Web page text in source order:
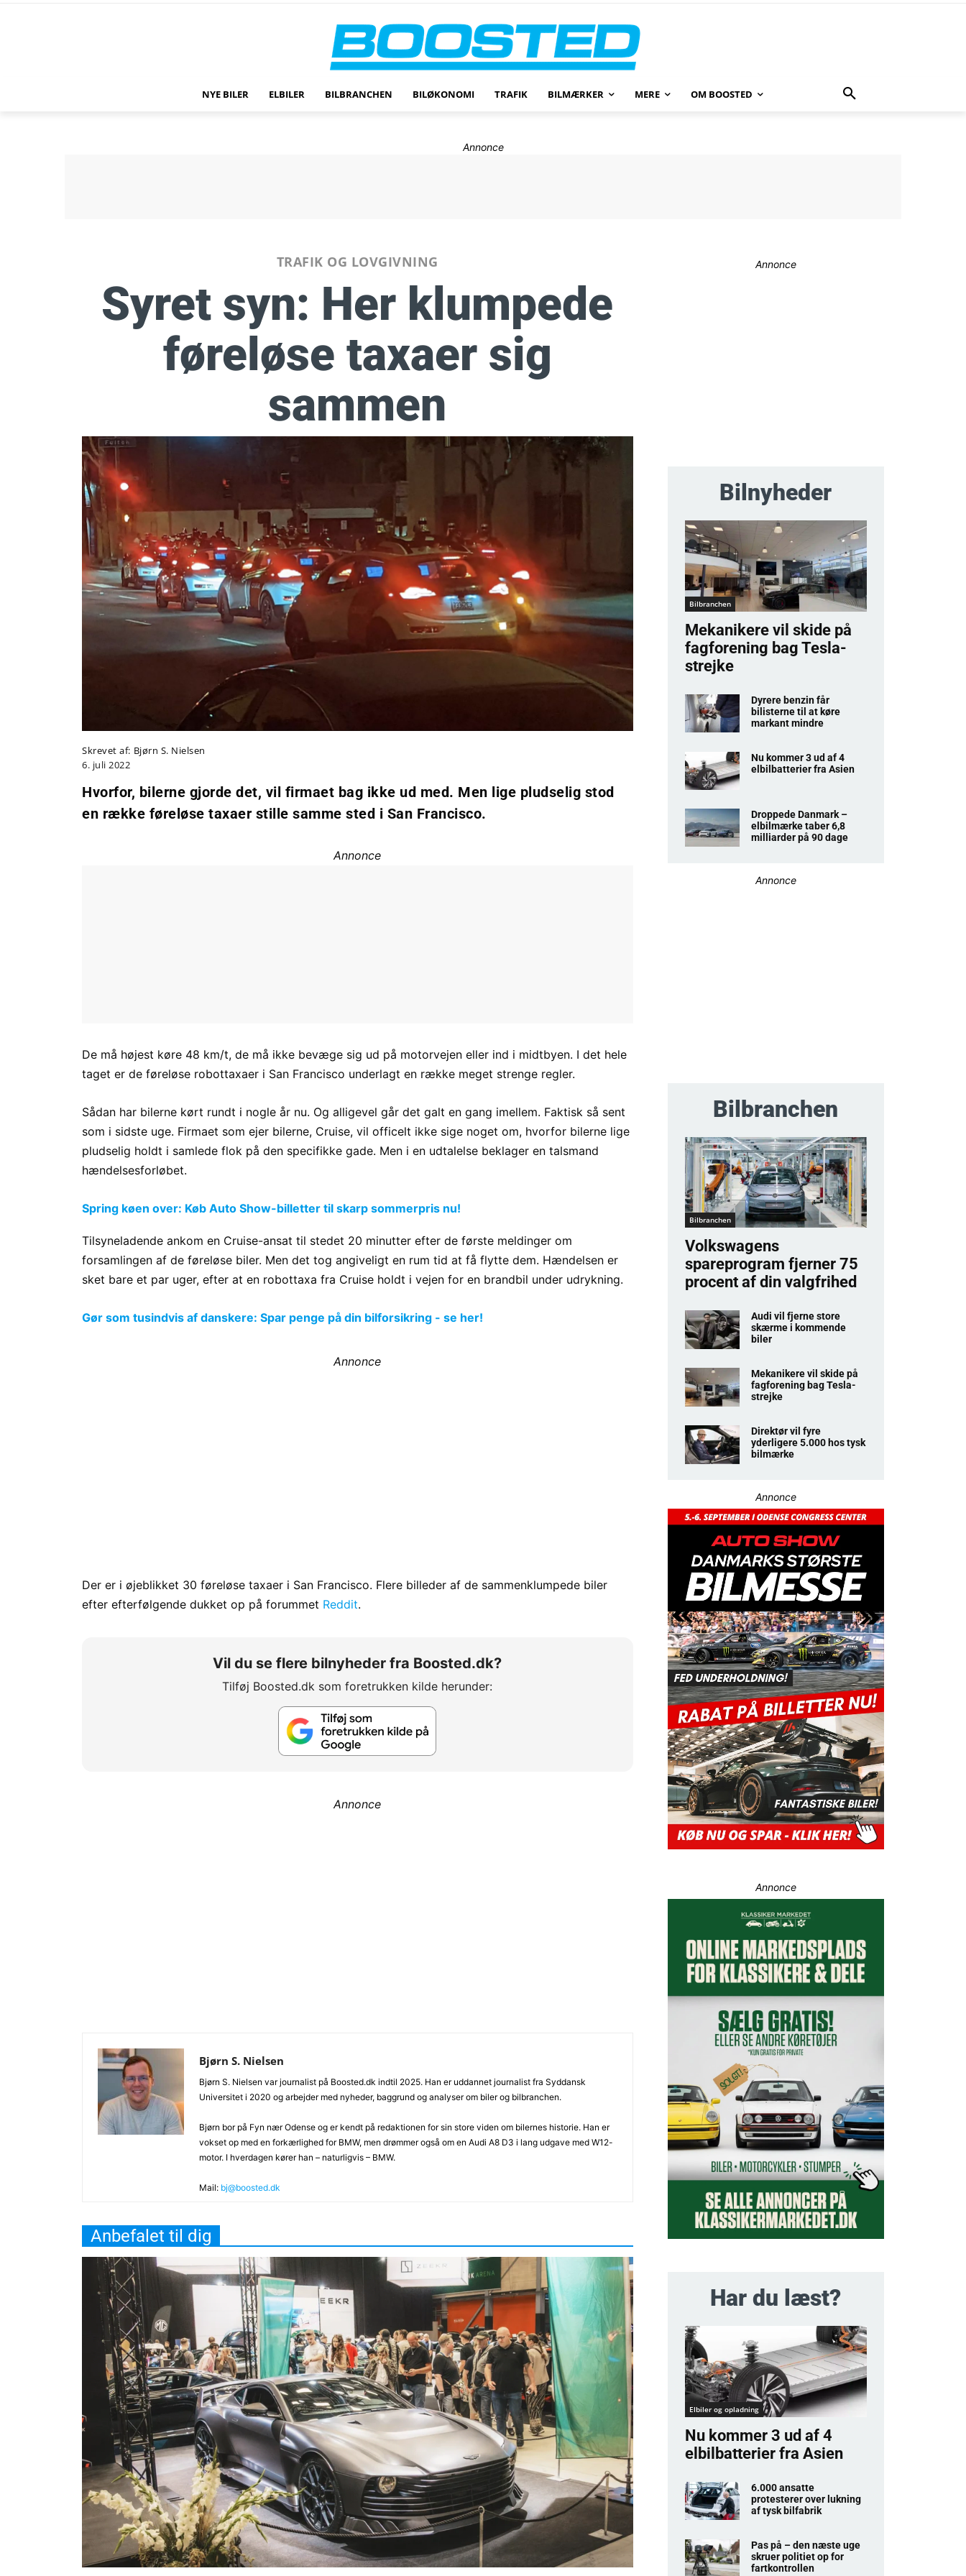
NYE BILER ELBILER BILBRANCHEN BILØKONOMI TRAFIK BILMÆRKER MERE OM BOOSTED
Annonce
TRAFIK OG LOVGIVNING
Syret syn: Her klumpede
føreløse taxaer sig
sammen
Skrevet af: Bjørn S. Nielsen
6. juli 2022
Hvorfor, bilerne gjorde det, vil firmaet bag ikke ud med. Men lige pludselig stod
en række føreløse taxaer stille samme sted i San Francisco.
Annonce
De må højest køre 48 km/t, de må ikke bevæge sig ud på motorvejen eller ind i midtbyen. I det hele
taget er de føreløse robottaxaer i San Francisco underlagt en række meget strenge regler.
Sådan har bilerne kørt rundt i nogle år nu. Og alligevel går det galt en gang imellem. Faktisk så sent
som i sidste uge. Firmaet som ejer bilerne, Cruise, vil officelt ikke sige noget om, hvorfor bilerne lige
pludselig holdt i samlede flok på den specifikke gade. Men i en udtalelse beklager en talsmand
hændelsesforløbet.
Spring køen over: Køb Auto Show-billetter til skarp sommerpris nu!
Tilsyneladende ankom en Cruise-ansat til stedet 20 minutter efter de første meldinger om
forsamlingen af de føreløse biler. Men det tog angiveligt en rum tid at få flytte dem. Hændelsen er
sket bare et par uger, efter at en robottaxa fra Cruise holdt i vejen for en brandbil under udrykning.
Gør som tusindvis af danskere: Spar penge på din bilforsikring - se her!
Annonce
Der er i øjeblikket 30 føreløse taxaer i San Francisco. Flere billeder af de sammenklumpede biler
efter efterfølgende dukket op på forummet Reddit.
Vil du se flere bilnyheder fra Boosted.dk?
Tilføj Boosted.dk som foretrukken kilde herunder:
Annonce
Bjørn S. Nielsen
Bjørn S. Nielsen var journalist på Boosted.dk indtil 2025. Han er uddannet journalist fra Syddansk
Universitet i 2020 og arbejder med nyheder, baggrund og analyser om biler og bilbranchen.
Bjørn bor på Fyn nær Odense og er kendt på redaktionen for sin store viden om bilernes historie. Han er
vokset op med en forkærlighed for BMW, men drømmer også om en Audi A8 D3 i lang udgave med W12-
motor. I hverdagen kører han – naturligvis – BMW.
Mail: bj@boosted.dk
Annonce
Bilnyheder
Bilbranchen
Mekanikere vil skide på
fagforening bag Tesla-
strejke
Dyrere benzin får
bilisterne til at køre
markant mindre
Nu kommer 3 ud af 4
elbilbatterier fra Asien
Droppede Danmark –
elbilmærke taber 6,8
milliarder på 90 dage
Annonce
Bilbranchen
Bilbranchen
Volkswagens
spareprogram fjerner 75
procent af din valgfrihed
Audi vil fjerne store
skærme i kommende
biler
Mekanikere vil skide på
fagforening bag Tesla-
strejke
Direktør vil fyre
yderligere 5.000 hos tysk
bilmærke
Annonce
Annonce
Har du læst?
Elbiler og opladning
Nu kommer 3 ud af 4
elbilbatterier fra Asien
6.000 ansatte
protesterer over lukning
af tysk bilfabrik
Pas på – den næste uge
skruer politiet op for
fartkontrollen